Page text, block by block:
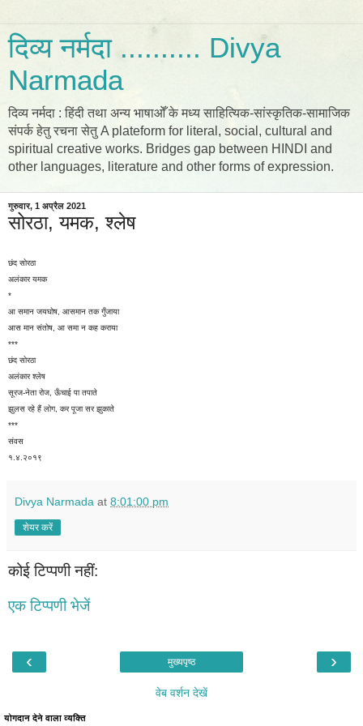
दिव्य नर्मदा .......... Divya
Narmada
दिव्य नर्मदा : हिंदी तथा अन्य भाषाओँ के मध्य साहित्यिक-सांस्कृतिक-सामाजिक
संपर्क हेतु रचना सेतु A plateform for literal, social, cultural and
spiritual creative works. Bridges gap between HINDI and
other languages, literature and other forms of expression.
गुरुवार, 1 अप्रैल 2021
सोरठा, यमक, श्लेष
छंद सोरठा
अलंकार यमक
*
आ समान जयघोष, आसमान तक गुँजाया
आस मान संतोष, आ समा न कह कराया
***
छंद सोरठा
अलंकार श्लेष
सूरज-नेता रोज, ऊँचाई पा तपाते
झुलस रहे हैं लोग, कर पूजा सर झुकाते
***
संवस
१.४.२०१९
Divya Narmada at 8:01:00 pm
शेयर करें
कोई टिप्पणी नहीं:
एक टिप्पणी भेजें
‹ ›
मुख्यपृष्ठ
वेब वर्शन देखें
योगदान देने वाला व्यक्ति